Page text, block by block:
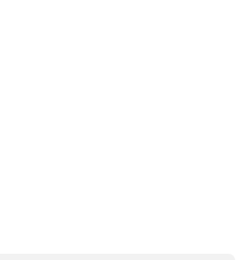
dagelijks gebruik.